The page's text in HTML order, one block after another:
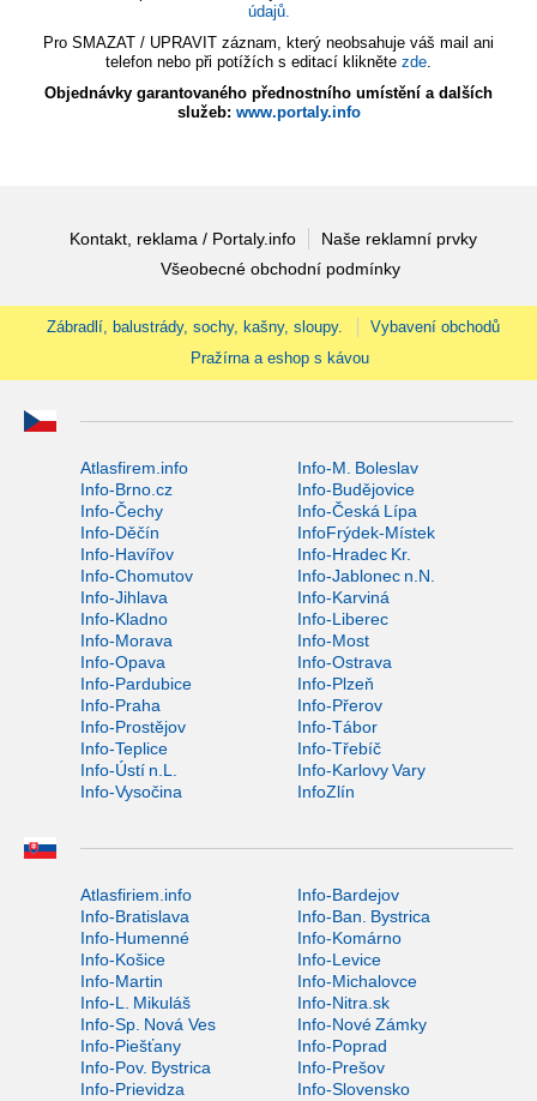
údajů.
Pro SMAZAT / UPRAVIT záznam, který neobsahuje váš mail ani
telefon nebo při potížích s editací klikněte zde.
Objednávky garantovaného přednostního umístění a dalších
služeb: www.portaly.info
Kontakt, reklama / Portaly.info
Naše reklamní prvky
Všeobecné obchodní podmínky
Zábradlí, balustrády, sochy, kašny, sloupy.
Vybavení obchodů
Pražírna a eshop s kávou
Atlasfirem.info
Info-M. Boleslav
Info-Brno.cz
Info-Budějovice
Info-Čechy
Info-Česká Lípa
Info-Děčín
InfoFrýdek-Místek
Info-Havířov
Info-Hradec Kr.
Info-Chomutov
Info-Jablonec n.N.
Info-Jihlava
Info-Karviná
Info-Kladno
Info-Liberec
Info-Morava
Info-Most
Info-Opava
Info-Ostrava
Info-Pardubice
Info-Plzeň
Info-Praha
Info-Přerov
Info-Prostějov
Info-Tábor
Info-Teplice
Info-Třebíč
Info-Ústí n.L.
Info-Karlovy Vary
Info-Vysočina
InfoZlín
Atlasfiriem.info
Info-Bardejov
Info-Bratislava
Info-Ban. Bystrica
Info-Humenné
Info-Komárno
Info-Košice
Info-Levice
Info-Martin
Info-Michalovce
Info-L. Mikuláš
Info-Nitra.sk
Info-Sp. Nová Ves
Info-Nové Zámky
Info-Piešťany
Info-Poprad
Info-Pov. Bystrica
Info-Prešov
Info-Prievidza
Info-Slovensko